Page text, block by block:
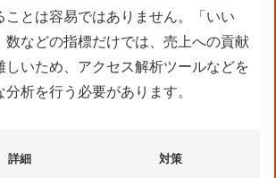
ことは容易ではありません。「いい
数などの指標だけでは、売上への貢献
しいため、アクセス解析ツールなどを
析を行う必要があります。
詳細 対策